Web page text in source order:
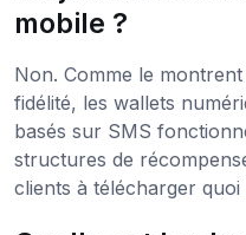
mobile ?
Non. Comme le
fidélité, les wallets
basés sur SMS
structures de
clients à télécharger quoi